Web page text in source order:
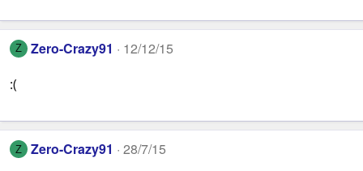
Z Zero-Crazy91 12/12/15
:(
Z Zero-Crazy91 28/7/15